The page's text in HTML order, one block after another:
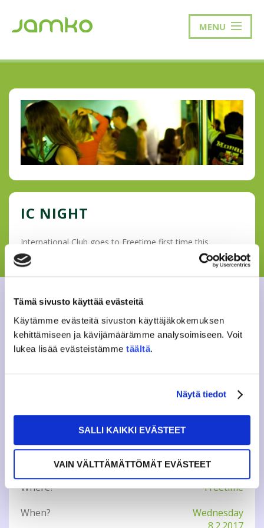
Tämä sivusto käyttää evästeitä
Käytämme evästeitä sivuston käyttäjäkokemuksen
kehittämiseen ja kävijämäärämme analysoimiseen. Voit
lukea lisää evästeistämme täältä.
Näytä tiedot
SALLI KAIKKI EVÄSTEET
VAIN VÄLTTÄMÄTTÖMÄT EVÄSTEET
MENU
IC NIGHT
International Club goes to Freetime first time this
semester! The theme is Pre-Valentine’s Day so now is the
chance to practice a bit with IC a bit in advance! Best
costumes will be rewarded. There are some cool games
Freetime’s legedary karaoke!More info on Facebook
Stay tuned and JAMKO’s IC on Facebook!
More info from ic(a)jamko.fi
Where?
Freetime
When?
Wednesday